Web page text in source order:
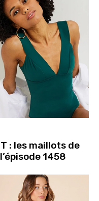
: les maillots de
1458